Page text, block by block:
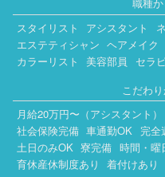
職種
スタイリスト
アシスタント
エステティシャン ヘアメイク
カラーリスト
美容部員
セラ
こだわ
月給20万円〜（アシスタント）
社会保険完備 車通勤OK 完全
土日のみOK 寮完備 時間・曜
育休産休制度あり
着付けあり